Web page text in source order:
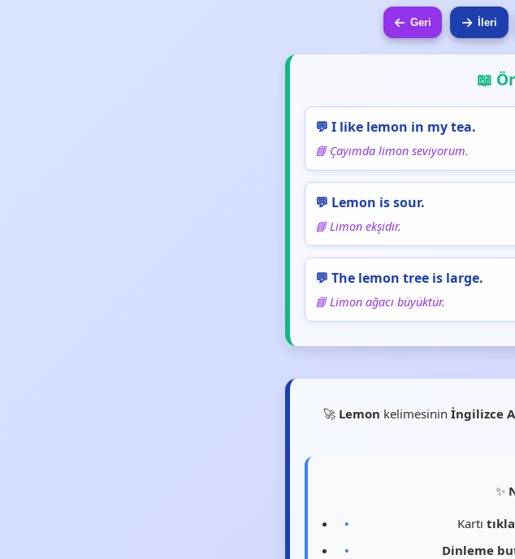
Geri İleri
📖
💬 I like lemon in my tea.
📘 Çayımda limon seviyorum.
💬 Lemon is sour.
📘 Limon ekşidir.
💬 The lemon tree is large.
📘 Limon ağacı büyüktür.
🚀 Lemon kelimesinin İngilizce
✨
Kartı
Dinleme